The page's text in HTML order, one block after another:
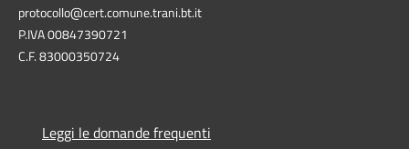
protocollo@cert.comune.trani.bt.it
P.IVA 00847390721
C.F. 83000350724
Leggi le domande frequenti